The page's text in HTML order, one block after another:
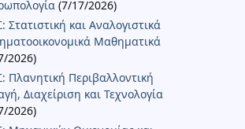
(7/17/2026)
Στατιστική και Αναλογιστικά
Μαθηματικά
2026)
Πλανητική Περιβαλλοντική
Διαχείριση και Τεχνολογία
2026)